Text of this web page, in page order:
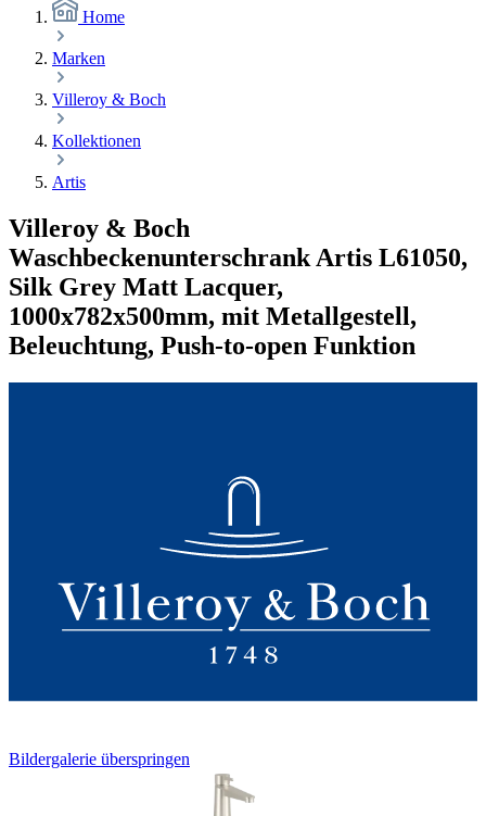
Home
Marken
Villeroy & Boch
Kollektionen
Artis
Villeroy & Boch
Waschbeckenunterschrank Artis L61050,
Silk Grey Matt Lacquer,
1000x782x500mm, mit Metallgestell,
Beleuchtung, Push-to-open Funktion
Bildergalerie überspringen